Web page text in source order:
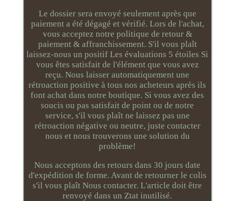
Le dossier sera envoyé seulement après que
paiement a été dégagé et vérifié. Lors de l'achat,
vous acceptez notre politique de retour &
paiement & affranchissement. S'il vous plaît
laissez-nous un positif Les évaluations 5 étoiles Si
vous êtes satisfait de l'élément que vous avez
reçu. Nous laisser automatiquement une
rétroaction positive à tous nos acheteurs après ils
font achat dans notre boutique. Si vous avez des
soucis ou pas satisfait de point ou de notre
service, s'il vous plaît ne laissez pas une
rétroaction négative ou neutre, juste contacter
nous et nous trouverons une solution du
problème!
Nous acceptons des retours dans 30 jours date
d'expédition de forme. Avant de retourner le colis
s'il vous plaît Nous contacter. L'article doit être
renvoyé dans un Ztat inutilisé.